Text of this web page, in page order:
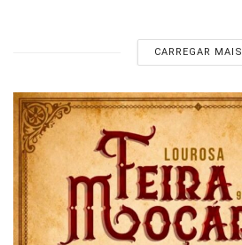
CARREGAR MAIS